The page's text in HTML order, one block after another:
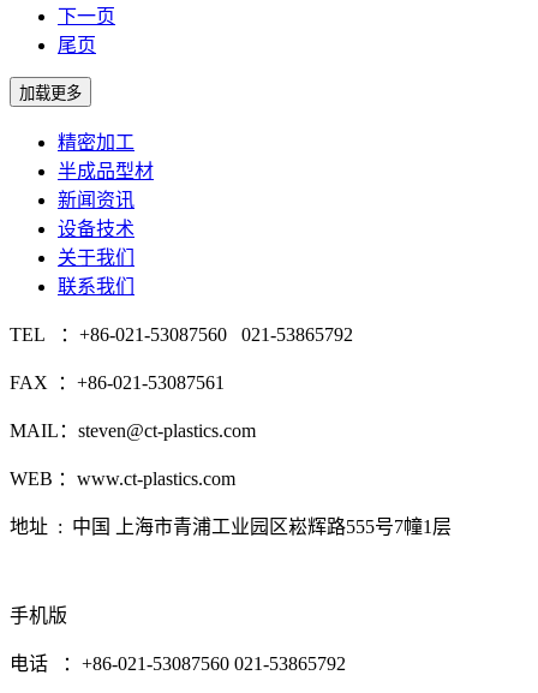
下一页
尾页
精密加工
半成品型材
新闻资讯
设备技术
关于我们
联系我们
TEL ：+86-021-53087560 021-53865792
FAX ：+86-021-53087561
MAIL：steven@ct-plastics.com
WEB ：www.ct-plastics.com
地址 : 中国 上海市青浦工业园区崧辉路555号7幢1层
手机版
电话 ：+86-021-53087560 021-53865792